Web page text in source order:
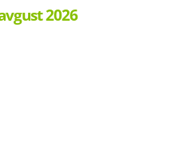
2026